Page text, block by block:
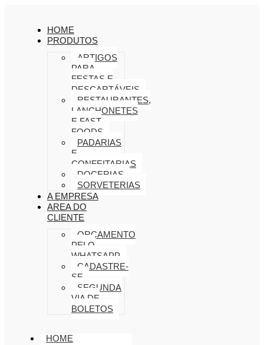
HOME
PRODUTOS
ARTIGOS
PARA
FESTAS E
DESCARTÁVEIS
RESTAURANTES,
LANCHONETES
E FAST
FOODS
PADARIAS
E
CONFEITARIAS
DOCERIAS
SORVETERIAS
A EMPRESA
AREA DO
CLIENTE
ORÇAMENTO
PELO
WHATSAPP
CADASTRE-
SE
SEGUNDA
VIA DE
BOLETOS
HOME